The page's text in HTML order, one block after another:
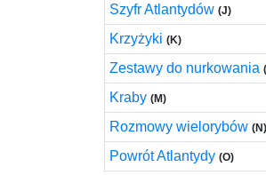
Szyfr Atlantydów (J)
Krzyżyki (K)
Zestawy do nurkowania
Kraby (M)
Rozmowy wielorybów (N)
Powrót Atlantydy (O)